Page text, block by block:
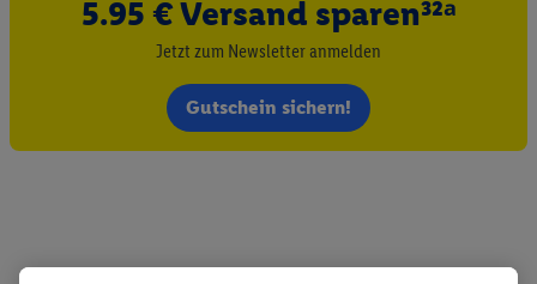
5.95 € Versand sparen³²ᵃ
Jetzt zum Newsletter anmelden
Gutschein sichern!